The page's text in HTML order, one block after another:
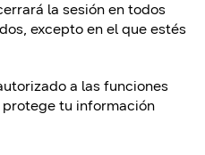
la sesión en todos
excepto en el que estés
a las funciones
tu información